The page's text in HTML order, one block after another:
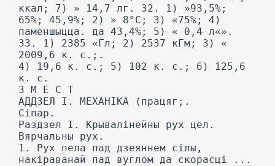
ккал; 7) » 14,7 лг. 32. 1) »93,5%;
65%; 45,9%; 2) » 8°С; 3) «75%; 4)
паменшыцца. да 43,4%; 5) « 0,4 л«».
33. 1) 2385 «Гл; 2) 2537 кГм; 3) «
2009,6 к. с.;.
4) 19,6 к. с.; 5) 102 к. с.; 6) 125,6
к. с.
3 М Е С Т
АДДЗЕЛ I. МЕХАНІКА (працяг;.
Сіпар.
Раздзел I. Крывалінейны рух цел.
Вярчальны рух.
1. Рух пела пад дзеяннем сілы,
накіраванай пад вуглом да скорасці ...